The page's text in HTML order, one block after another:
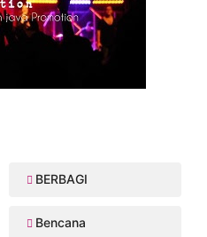
BERBAGI
Bencana